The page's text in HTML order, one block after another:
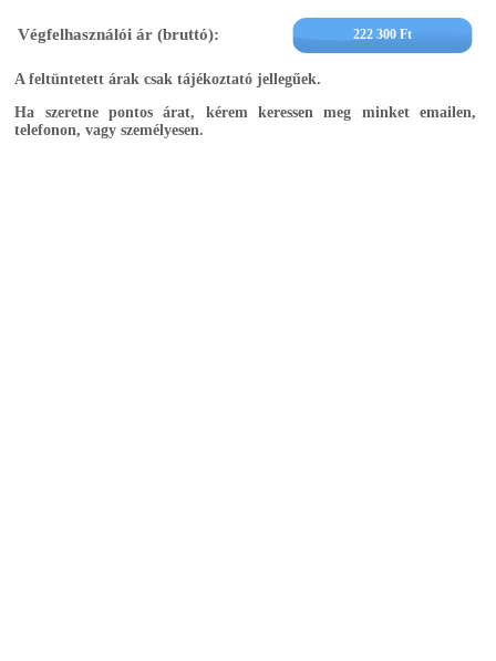
Végfelhasználói ár (bruttó): 222 300 Ft
A feltüntetett árak csak tájékoztató jellegűek.
Ha szeretne pontos árat, kérem keressen meg minket emailen,
telefonon, vagy személyesen.